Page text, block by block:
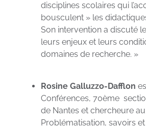
disciplines scolaires qui
bousculent » les
Son intervention a discuté
leurs enjeux et leurs
domaines de recherche. »
Rosine Galluzzo-Dafflon
Conférences, 70ème
de Nantes et chercheure au
Problématisation, savoirs